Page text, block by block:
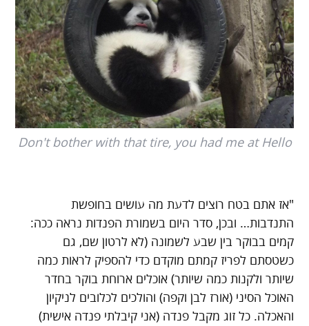
Don't bother with that tire, you had me at Hello
"אז אתם בטח רוצים לדעת מה עושים בחופשת
התנדבות… ובכן, סדר היום בשמורת הפנדות נראה ככה:
קמים בבוקר בין שבע לשמונה (לא לרטון שם, גם
כשטסתם לפריז קמתם מוקדם כדי להספיק לראות כמה
שיותר ולקנות כמה שיותר) אוכלים ארוחת בוקר בחדר
האוכל הסיני (אורז לבן וקפה) והולכים לכלובים לניקיון
והאכלה. כל זוג מקבל פנדה (אני קיבלתי פנדה אישית)